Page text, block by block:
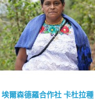
爾森德羅合作社 卡杜拉